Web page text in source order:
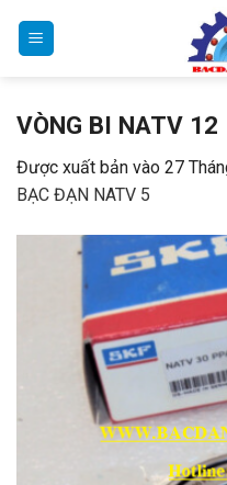
VÒNG BI NATV 12
Được xuất bản vào 27
BẠC ĐẠN NATV 5